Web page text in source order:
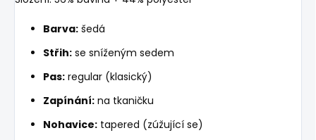
Barva: šedá
Střih: se sníženým sedem
Pas: regular (klasický)
Zapínání: na tkaničku
Nohavice: tapered (zúžující se)